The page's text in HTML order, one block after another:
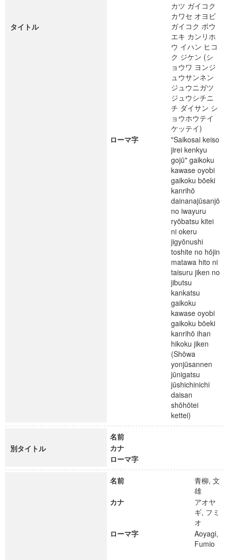
タイトル
カツ ガイコク
カワセ オヨビ
ガイコク ボウ
エキ カンリホ
ウ イハン ヒコ
ク ジケン (シ
ョウワ ヨンジ
ュウサンネン
ジュウニガツ
ジュウシチニ
チ ダイサン シ
ョウホウテイ
ケッテイ)
ローマ字
"Saikosai keiso
jirei kenkyu
gojū" gaikoku
kawase oyobi
gaikoku bōeki
kanrihō
dainanajūsanjō
no iwayuru
ryōbatsu kitei
ni okeru
jigyōnushi
toshite no hōjin
matawa hito ni
taisuru jiken no
jibutsu
kankatsu
gaikoku
kawase oyobi
gaikoku bōeki
kanrihō ihan
hikoku jiken
(Shōwa
yonjūsannen
jūnigatsu
jūshichinichi
daisan
shōhōtei
kettei)
別タイトル
名前
カナ
ローマ字
名前
青柳, 文
雄
カナ
アオヤ
ギ, フミ
オ
ローマ字
Aoyagi,
Fumio